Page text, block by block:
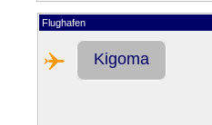
Flughafen
Kigoma